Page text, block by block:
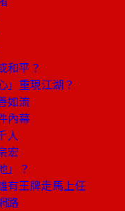
和平？
」重現江湖？
如流
內幕
人
宏
」？
有王牌走馬上任
路